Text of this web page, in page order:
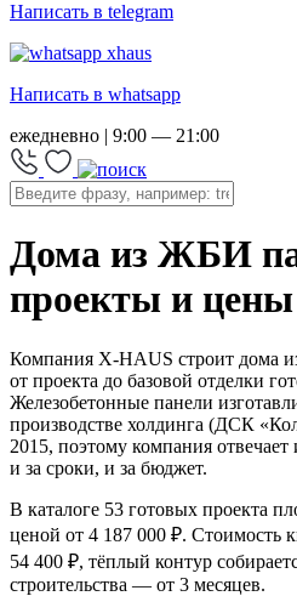
Написать в telegram
Написать в whatsapp
ежедневно | 9:00 — 21:00
Дома из ЖБИ
проекты и цены
Компания X-HAUS строит дома
от проекта до базовой отделки
Железобетонные панели
производстве холдинга (ДСК
2015, поэтому компания отвечает
и за сроки, и за бюджет.
В каталоге 53 готовых проекта
ценой от 4 187 000 ₽. Стоимость
54 400 ₽, тёплый контур
строительства — от 3 месяцев.